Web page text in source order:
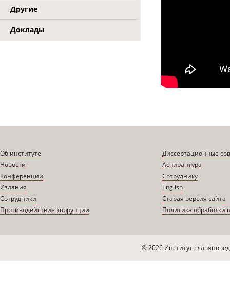
Другие
Доклады
Об институте
Новости
Конференции
Издания
Сотрудники
Противодействие коррупции
Диссертационные
Аспирантура
Сотруднику
English
Старая версия сайта
Политика обработки
© 2026 Институт